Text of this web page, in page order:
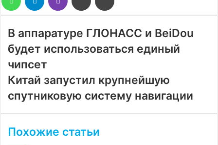
через
электронную
В аппаратуре ГЛОНАСС и BeiDou
будет использоваться единый
чипсет
Китай запустил крупнейшую
спутниковую систему навигации
Похожие статьи